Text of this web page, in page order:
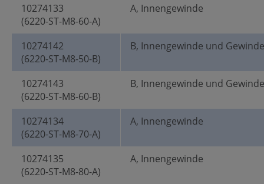
10274133
(6220-ST-M8-60-A)
A, Innengewinde
10274142
(6220-ST-M8-50-B)
B, Innengewinde und
10274143
(6220-ST-M8-60-B)
B, Innengewinde und
10274134
(6220-ST-M8-70-A)
A, Innengewinde
10274135
(6220-ST-M8-80-A)
A, Innengewinde